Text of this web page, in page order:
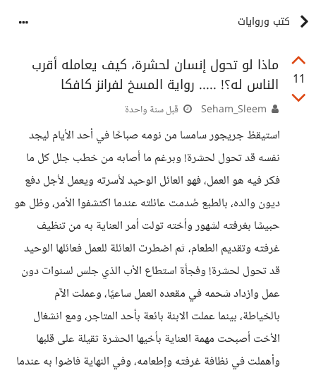
كتب وروايات
11
ماذا لو تحول إنسان لحشرة، كيف يعامله أقرب
الناس له؟! ..... رواية المسخ لفرانز كافكا
قبل سنة واحدة
استيقظ جريجور سامسا من نومه صباحًا في أحد الأيام ليجد
نفسه قد تحول لحشرة! وبرغم ما أصابه من خطب جلل كل ما
فكر فيه هو العمل، فهو العائل الوحيد لأسرته ويعمل لأجل دفع
ديون والده، بالطبع صُدمت عائلته عندما اكتشفوا الأمر، وظل هو
حبيسًا بغرفته لشهور وأخته تولت أمر العناية به من تنظيف
غرفته وتقديم الطعام، ثم اضطرت العائلة للعمل فعائلها الوحيد
قد تحول لحشرة! وفجأة استطاع الأب الذي جلس لسنوات دون
عمل وازداد شحمه في مقعده العمل ساعيًا، وعملت الآم
بالخياطة، بينما عملت الابنة بائعة بأحد المتاجر، ومع انشغال
الأخت أصبحت مهمة العناية بأخيها الحشرة ثقيلة على قلبها
وأهملت في نظافة غرفته وإطعامه، وفي النهاية فاضوا به عندما